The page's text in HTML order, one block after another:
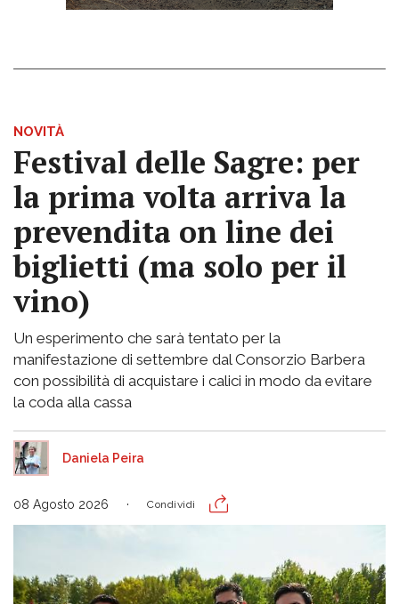
NOVITÀ
Festival delle Sagre: per
la prima volta arriva la
prevendita on line dei
biglietti (ma solo per il
vino)
Un esperimento che sarà tentato per la
manifestazione di settembre dal Consorzio Barbera
con possibilità di acquistare i calici in modo da evitare
la coda alla cassa
Daniela Peira
08 Agosto 2026 Condividi